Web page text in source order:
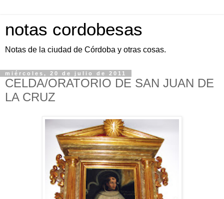
notas cordobesas
Notas de la ciudad de Córdoba y otras cosas.
miércoles, 20 de julio de 2011
CELDA/ORATORIO DE SAN JUAN DE
LA CRUZ